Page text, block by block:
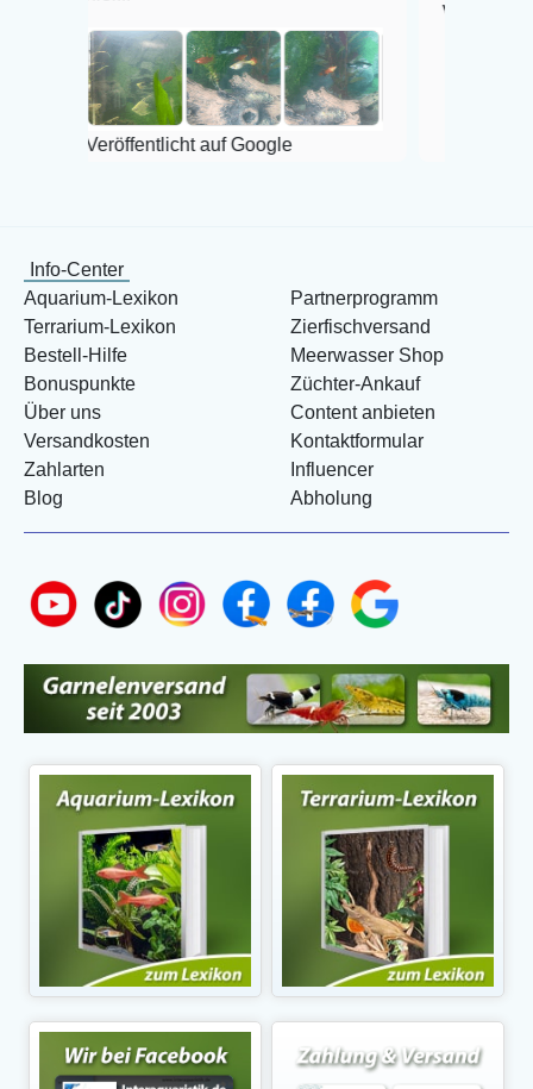
Veröffentlicht auf Google
Veröffentlicht auf
Info-Center
Aquarium-Lexikon
Terrarium-Lexikon
Bestell-Hilfe
Bonuspunkte
Über uns
Versandkosten
Zahlarten
Blog
Partnerprogramm
Zierfischversand
Meerwasser Shop
Züchter-Ankauf
Content anbieten
Kontaktformular
Influencer
Abholung